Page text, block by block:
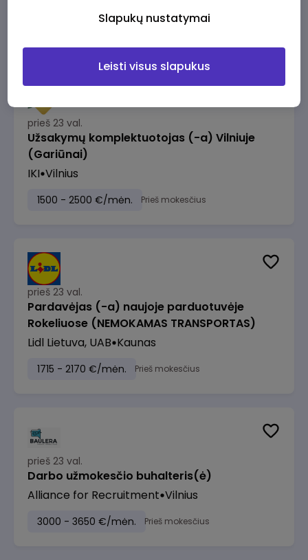
prieš 23 val.
Užsakymų komplektuotojas (-a) Vilniuje
(Gariūnai)
IKI Vilnius
1500 - 2500 €/mėn. Prieš mokesčius
prieš 23 val.
Pardavėjas (-a) naujoje parduotuvėje
Rokeliuose (NEMOKAMAS TRANSPORTAS)
Lidl Lietuva, UAB Kaunas
1715 - 2170 €/mėn. Prieš mokesčius
prieš 23 val.
Darbo užmokesčio buhalteris(ė)
Alliance for Recruitment Vilnius
3000 - 3650 €/mėn. Prieš mokesčius
Slapukų nustatymai
Leisti visus slapukus